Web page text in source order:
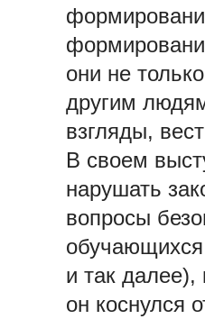
они не
другим
взгляды,
В своем
нарушать
вопросы
и так
он коснулся